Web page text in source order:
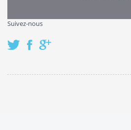
Suivez-nous